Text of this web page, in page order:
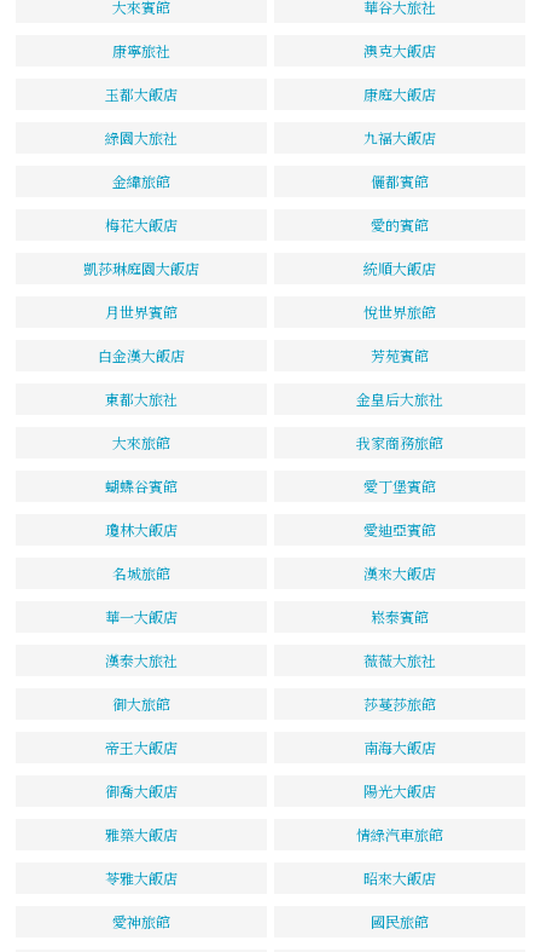
大來賓館 華谷大旅社
康寧旅社 澳克大飯店
玉都大飯店 康庭大飯店
綠園大旅社 九福大飯店
金緯旅館 儷都賓館
梅花大飯店 愛的賓館
凱莎琳庭園大飯店 統順大飯店
月世界賓館 悅世界旅館
白金漢大飯店 芳苑賓館
東都大旅社 金皇后大旅社
大來旅館 我家商務旅館
蝴蝶谷賓館 愛丁堡賓館
瓊林大飯店 愛迪亞賓館
名城旅館 漢來大飯店
華一大飯店 崧泰賓館
漢泰大旅社 薇薇大旅社
御大旅館 莎蔓莎旅館
帝王大飯店 南海大飯店
御喬大飯店 陽光大飯店
雅築大飯店 情綠汽車旅館
苓雅大飯店 昭來大飯店
愛神旅館 國民旅館